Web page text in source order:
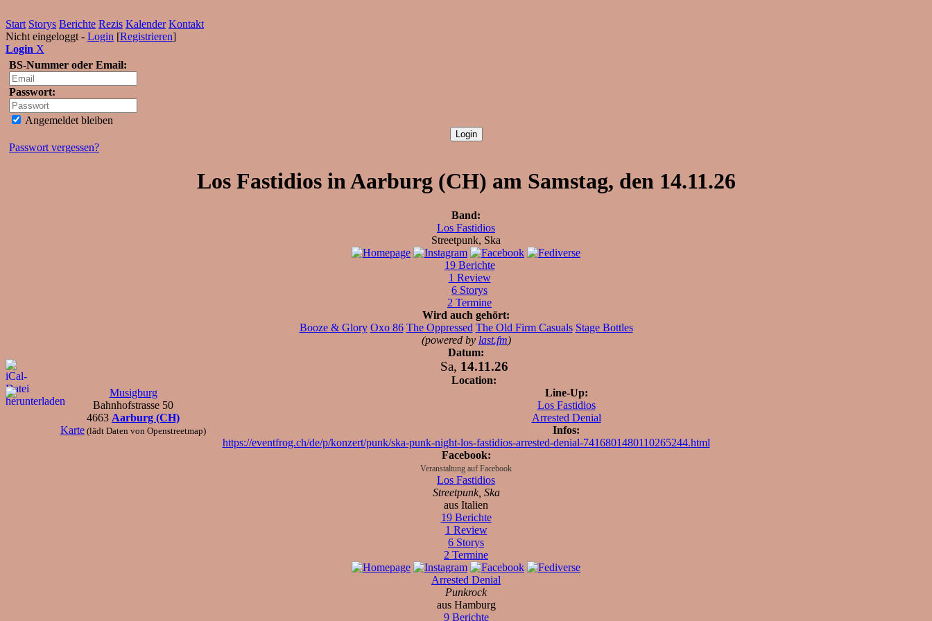
Start Storys Berichte Rezis Kalender Kontakt
Nicht eingeloggt - Login [Registrieren]
Login X
BS-Nummer oder Email:
Passwort:
Angemeldet bleiben
Passwort vergessen?
Los Fastidios in Aarburg (CH) am Samstag, den 14.11.26
Band:
Los Fastidios
Streetpunk, Ska
19 Berichte
1 Review
6 Storys
2 Termine
Wird auch gehört:
Booze & Glory Oxo 86 The Oppressed The Old Firm Casuals Stage Bottles
(powered by last.fm)
Datum:
Sa, 14.11.26
Location:
Musigburg
Bahnhofstrasse 50
4663 Aarburg (CH)
Karte (lädt Daten von Openstreetmap)
Line-Up:
Los Fastidios
Arrested Denial
Infos:
https://eventfrog.ch/de/p/konzert/punk/ska-punk-night-los-fastidios-arrested-denial-7416801480110265244.html
Facebook:
Veranstaltung auf Facebook
Los Fastidios
Streetpunk, Ska
aus Italien
19 Berichte
1 Review
6 Storys
2 Termine
Arrested Denial
Punkrock
aus Hamburg
9 Berichte